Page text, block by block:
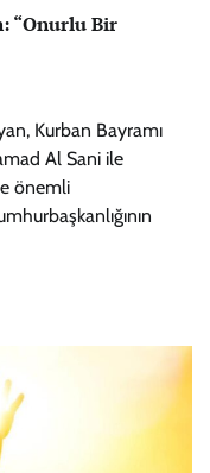
“Onurlu Bir
Kurban Bayramı
Al Sani ile
önemli